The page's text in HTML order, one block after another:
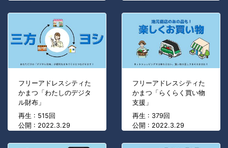
フリーアドレスシティた
かまつ「わたしのデジタ
ル財布」
再生 : 515回
公開 : 2022.3.29
フリーアドレスシティた
かまつ「らくらく買い物
支援」
再生 : 379回
公開 : 2022.3.29